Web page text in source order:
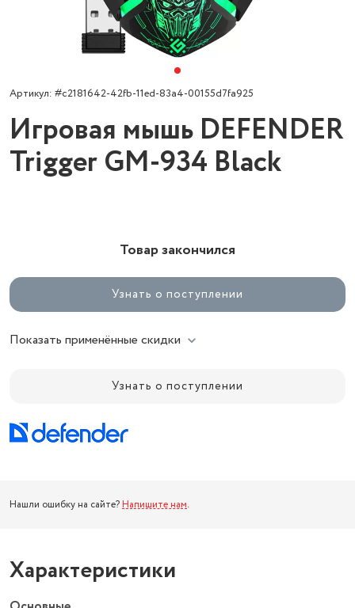
Артикул: #c2181642-42fb-11ed-83a4-00155d7fa925
Игровая мышь DEFENDER
Trigger GM-934 Black
Товар закончился
Узнать о поступлении
Показать применённые скидки
Узнать о поступлении
Нашли ошибку на сайте? Напишите нам.
Характеристики